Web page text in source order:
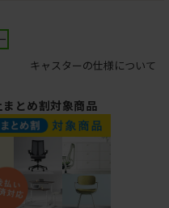
キャスターの仕様について
とめ割対象商品